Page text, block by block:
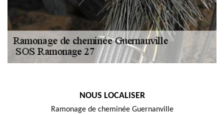
NOUS LOCALISER
Ramonage de cheminée Guernanville